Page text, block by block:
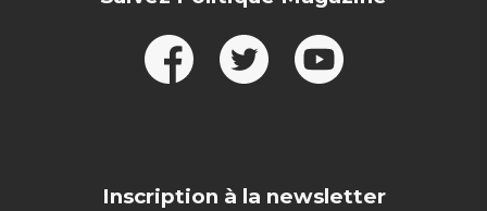
Inscription à la newsletter